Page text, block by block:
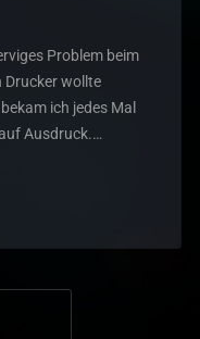
Problem beim
Drucker wollte
ich jedes Mal
Ausdruck.…